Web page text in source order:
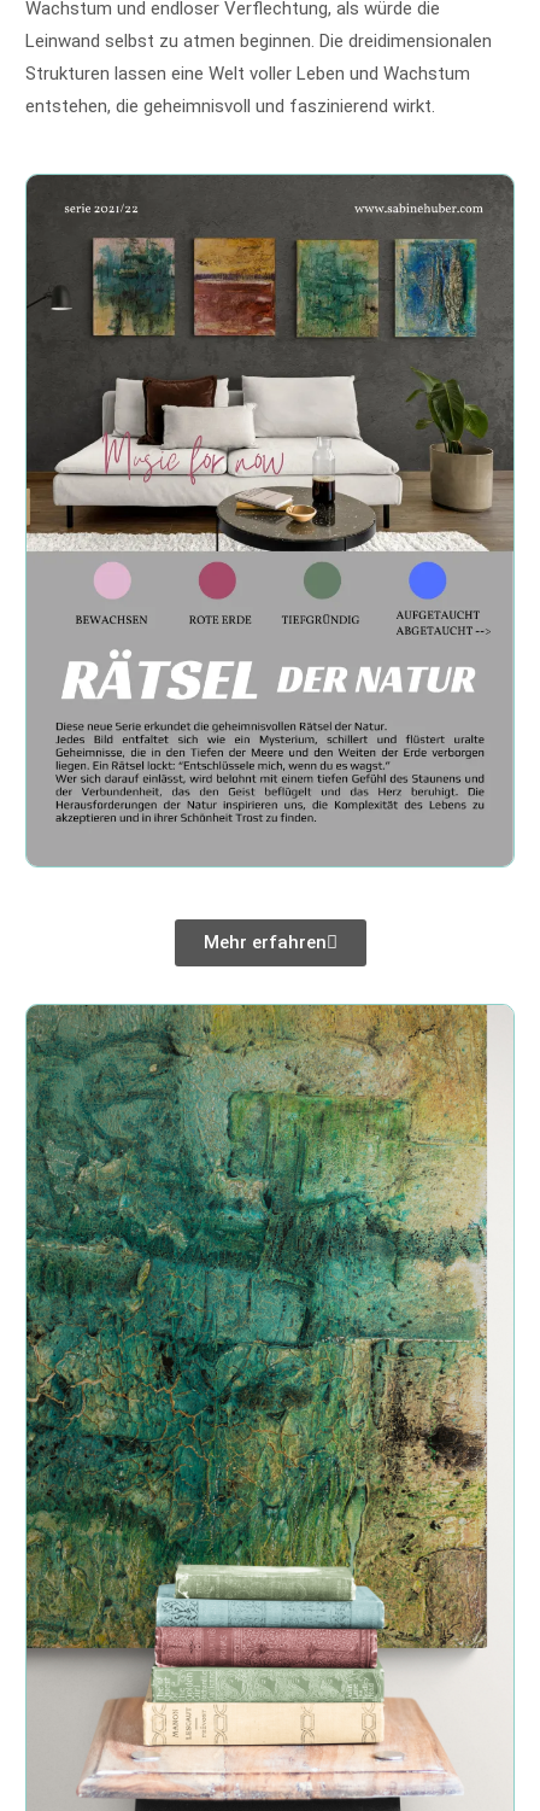
Wachstum und endloser Verflechtung, als würde die
Leinwand selbst zu atmen beginnen. Die dreidimensionalen
Strukturen lassen eine Welt voller Leben und Wachstum
entstehen, die geheimnisvoll und faszinierend wirkt.
Mehr erfahren